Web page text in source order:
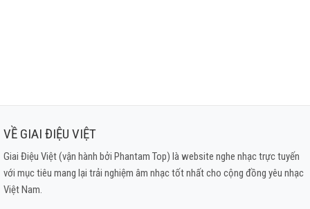
VỀ GIAI ĐIỆU VIỆT
Giai Điệu Việt (vận hành bởi Phantam Top) là website nghe nhạc trực tuyến
với mục tiêu mang lại trải nghiệm âm nhạc tốt nhất cho cộng đồng yêu nhạc
Việt Nam.